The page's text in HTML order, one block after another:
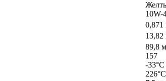
10W-
0,871
89,8
157
-